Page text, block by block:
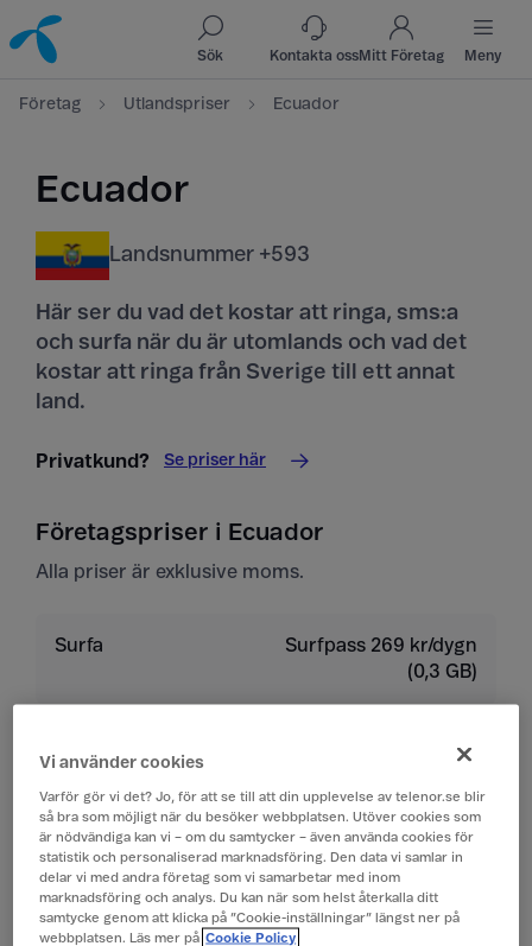
Till innehåll
Till sök
Sök Kontakta ossMitt Företag Meny
Företag Utlandspriser Ecuador
Ecuador
Landsnummer +593
Här ser du vad det kostar att ringa, sms:a
och surfa när du är utomlands och vad det
kostar att ringa från Sverige till ett annat
land.
Privatkund? Se priser här
Företagspriser i Ecuador
Alla priser är exklusive moms.
Surfa
Surfpass 269 kr/dygn
(0,3 GB)
Ta emot samtal 19 kr/min
Lyssna på röstbrevlåda 19 kr/min
Skicka sms 4 kr/st
Vi använder cookies
Varför gör vi det? Jo, för att se till att din upplevelse av telenor.se blir
så bra som möjligt när du besöker webbplatsen. Utöver cookies som
är nödvändiga kan vi – om du samtycker – även använda cookies för
statistik och personaliserad marknadsföring. Den data vi samlar in
delar vi med andra företag som vi samarbetar med inom
marknadsföring och analys. Du kan när som helst återkalla ditt
samtycke genom att klicka på ”Cookie-inställningar” längst ner på
webbplatsen. Läs mer på Cookie Policy